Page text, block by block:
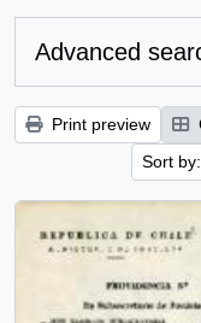
Advanced
Print preview
Sort